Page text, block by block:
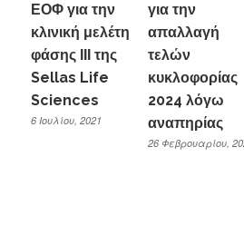
ΕΟΦ για την
κλινική μελέτη
φάσης ΙΙΙ της
Sellas Life
Sciences
6 Ιουλίου, 2021
για την
απαλλαγή
τελών
κυκλοφορίας
2024 λόγω
αναπηρίας
26 Φεβρουαρίου,